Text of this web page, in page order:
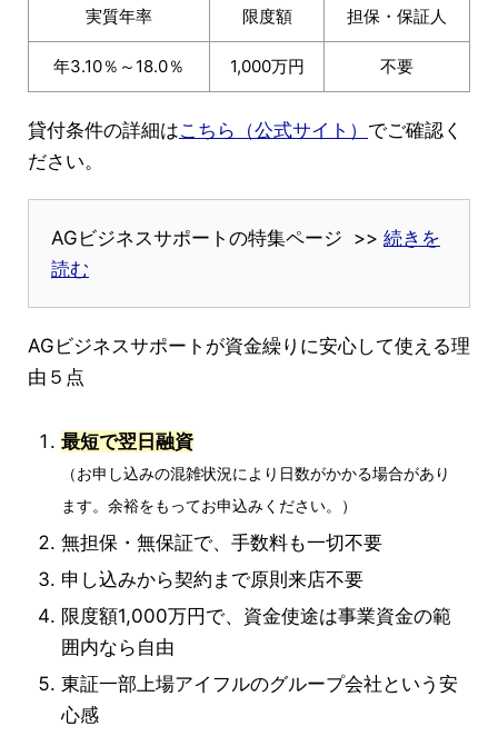
実質年率 限度額 担保・保証人
年3.10％～18.0％ 1,000万円 不要
貸付条件の詳細はこちら（公式サイト） でご確認く
ださい。
AGビジネスサポートの特集ページ >> 続きを
読む
AGビジネスサポートが資金繰りに安心して使える理
由５点
最短で翌日融資
（お申し込みの混雑状況により日数がかかる場合があり
ます。余裕をもってお申込みください。）
無担保・無保証で、手数料も一切不要
申し込みから契約まで原則来店不要
限度額1,000万円で、資金使途は事業資金の範
囲内なら自由
東証一部上場アイフルのグループ会社という安
心感